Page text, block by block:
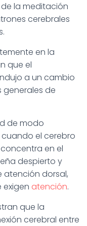
la meditación
cerebrales
en la
que el
a un cambio
de
de modo
el cerebro
en el
despierto y
atención dorsal,
atención.
que la
cerebral entre